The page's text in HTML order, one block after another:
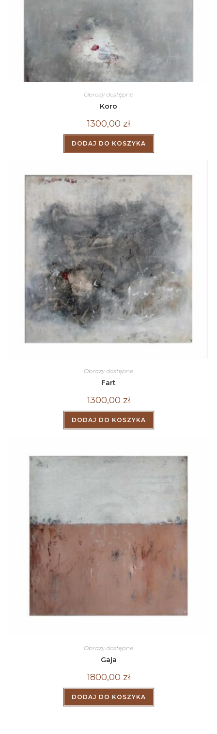
Obrazy dostępne
Koro
1300,00 zł
DODAJ DO KOSZYKA
Obrazy dostępne
Fart
1300,00 zł
DODAJ DO KOSZYKA
Obrazy dostępne
Gaja
1800,00 zł
DODAJ DO KOSZYKA